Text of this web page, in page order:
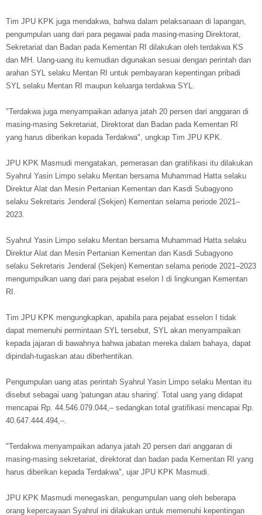
Tim JPU KPK juga mendakwa, bahwa dalam pelaksanaan di lapangan,
pengumpulan uang dari para pegawai pada masing-masing Direktorat,
Sekretariat dan Badan pada Kementan RI dilakukan oleh terdakwa KS
dan MH. Uang-uang itu kemudian digunakan sesuai dengan perintah dan
arahan SYL selaku Mentan RI untuk pembayaran kepentingan pribadi
SYL selaku Mentan RI maupun keluarga terdakwa SYL.
"Terdakwa juga menyampaikan adanya jatah 20 persen dari anggaran di
masing-masing Sekretariat, Direktorat dan Badan pada Kementan RI
yang harus diberikan kepada Terdakwa", ungkap Tim JPU KPK.
JPU KPK Masmudi mengatakan, pemerasan dan gratifikasi itu dilakukan
Syahrul Yasin Limpo selaku Mentan bersama Muhammad Hatta selaku
Direktur Alat dan Mesin Pertanian Kementan dan Kasdi Subagyono
selaku Sekretaris Jenderal (Sekjen) Kementan selama periode 2021–
2023.
Syahrul Yasin Limpo selaku Mentan bersama Muhammad Hatta selaku
Direktur Alat dan Mesin Pertanian Kementan dan Kasdi Subagyono
selaku Sekretaris Jenderal (Sekjen) Kementan selama periode 2021–2023
mengumpulkan uang dari para pejabat eselon I di lingkungan Kementan
RI.
Tim JPU KPK mengungkapkan, apabila para pejabat esselon I tidak
dapat memenuhi permintaan SYL tersebut, SYL akan menyampaikan
kepada jajaran di bawahnya bahwa jabatan mereka dalam bahaya, dapat
dipindah-tugaskan atau diberhentikan.
Pengumpulan uang atas perintah Syahrul Yasin Limpo selaku Mentan itu
disebut sebagai uang 'patungan atau sharing'. Total uang yang didapat
mencapai Rp. 44.546.079.044,– sedangkan total gratifikasi mencapai Rp.
40.647.444.494,–.
"Terdakwa menyampaikan adanya jatah 20 persen dari anggaran di
masing-masing sekretariat, direktorat dan badan pada Kementan RI yang
harus diberikan kepada Terdakwa", ujar JPU KPK Masmudi.
JPU KPK Masmudi menegaskan, pengumpulan uang oleh beberapa
orang kepercayaan Syahrul ini dilakukan untuk memenuhi kepentingan